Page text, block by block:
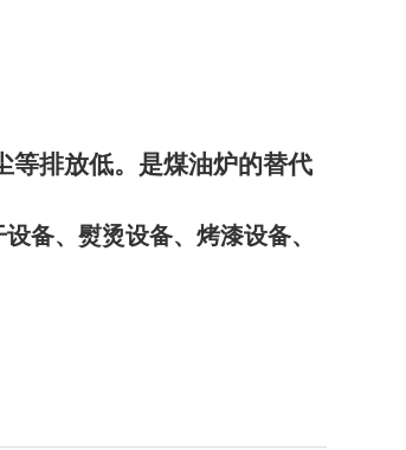
等排放低。是煤油炉的替代
备、熨烫设备、烤漆设备、